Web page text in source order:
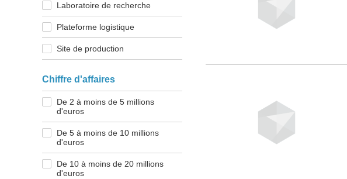
Laboratoire de recherche
Plateforme logistique
Site de production
Chiffre d'affaires
De 2 à moins de 5 millions
d'euros
De 5 à moins de 10 millions
d'euros
De 10 à moins de 20 millions
d'euros